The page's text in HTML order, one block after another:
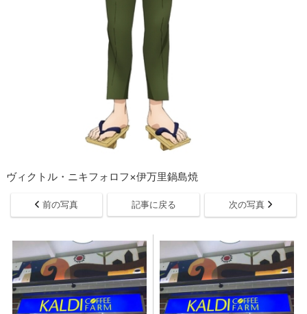
ヴィクトル・ニキフォロフ×伊万里鍋島焼
前の写真 記事に戻る 次の写真